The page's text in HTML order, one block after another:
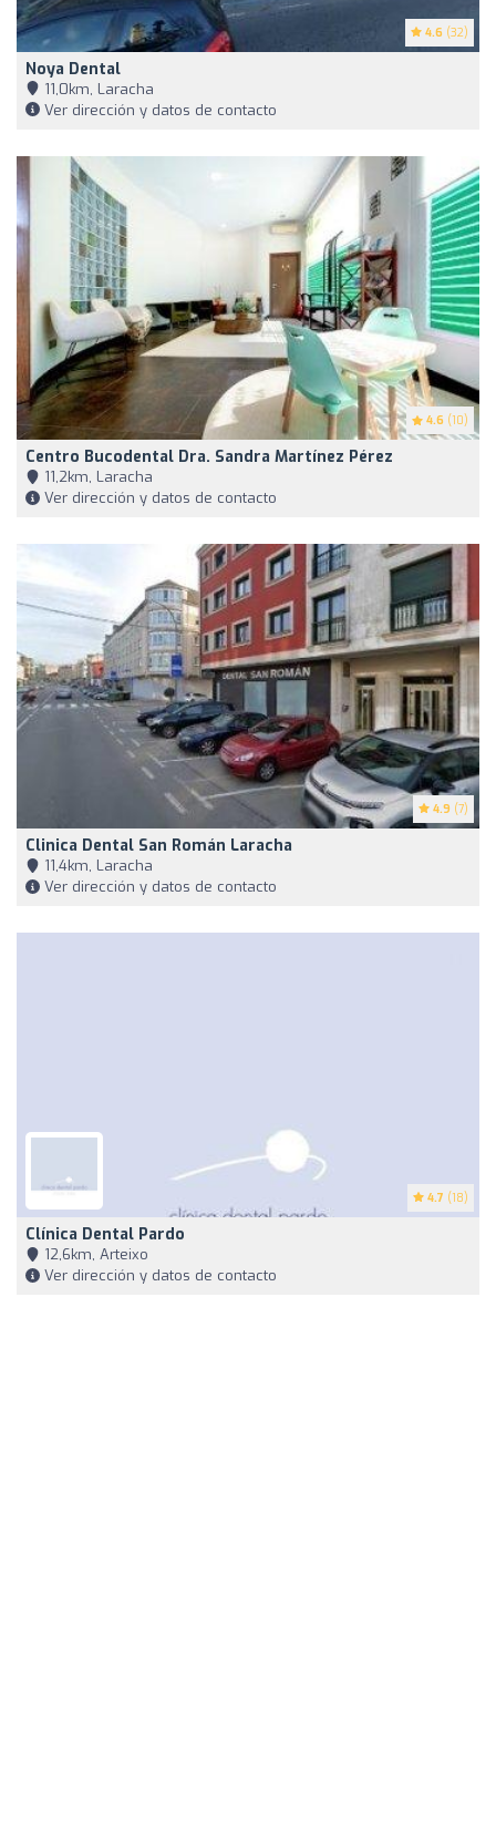
4.6 (32)
Noya Dental
11,0km, Laracha
Ver dirección y datos de contacto
4.6 (10)
Centro Bucodental Dra. Sandra Martínez Pérez
11,2km, Laracha
Ver dirección y datos de contacto
4.9 (7)
Clinica Dental San Román Laracha
11,4km, Laracha
Ver dirección y datos de contacto
4.7 (18)
Clínica Dental Pardo
12,6km, Arteixo
Ver dirección y datos de contacto